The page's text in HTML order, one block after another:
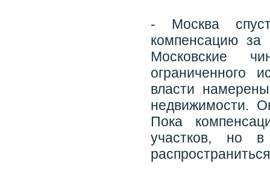
- Москва
компенсацию за
Московские
ограниченного
власти
недвижимости.
Пока
участков, но